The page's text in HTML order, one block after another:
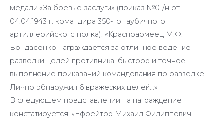
медали «За боевые заслуги» (приказ №01/н от
04.04.1943 г. командира 350-го гаубичного
артиллерийского полка): «Красноармеец М.Ф.
Бондаренко награждается за отличное ведение
разведки целей противника, быстрое и точное
выполнение приказаний командования по разведке.
Лично обнаружил 6 вражеских целей…»
В следующем представлении на награждение
констатируется: «Ефрейтор Михаил Филиппович